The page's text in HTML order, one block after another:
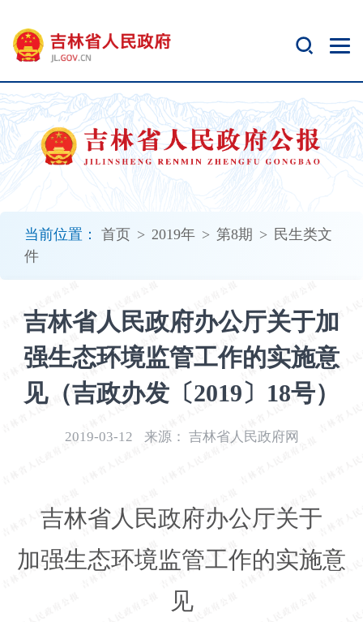
当前位置： 首页 > 2019年 > 第8期 > 民生类文
件
吉林省人民政府办公厅关于加
强生态环境监管工作的实施意
见（吉政办发〔2019〕18号）
2019-03-12 来源： 吉林省人民政府网
吉林省人民政府办公厅关于
加强生态环境监管工作的实施意
见
开
无
障
碍
说
明
加